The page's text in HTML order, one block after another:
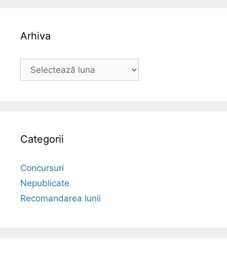
Arhiva
Arhiva
Categorii
Concursuri
Nepublicate
Recomandarea lunii